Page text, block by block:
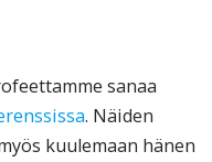
sanaa
. Näiden
kuulemaan hänen